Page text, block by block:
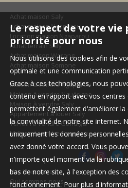
Achat maison Saly
Achat maison Ngaparou
Location maison Ngaparou
Achat terrain Saly
Achat maison Warang
Achat maison Somone
Maison à vendre Ngaparou
Maison à vendre Nguérigne
Maison à vendre Saly
Appartement à louer Saly
Terrain à vendre Gandigal
Maison à vendre Ngaparou
Nos Honoraires
Qui sommes-nous
Le respect de votre vie
priorité pour nous
Nous utilisons des cookies afin de
optimale et une communication
Grace à ces technologies, nous
contenu en rapport avec vos centres
permettent également d'améliorer la
la convivialité de notre site internet.
uniquement les données
avez donné votre accord. Vous
n'importe quel moment via la
bas de notre site, à l'exception des
fonctionnement. Pour plus